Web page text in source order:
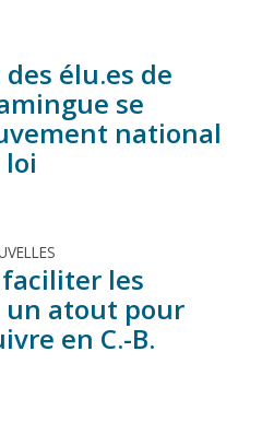
élu.es de
se
national
les
atout pour
en C.-B.